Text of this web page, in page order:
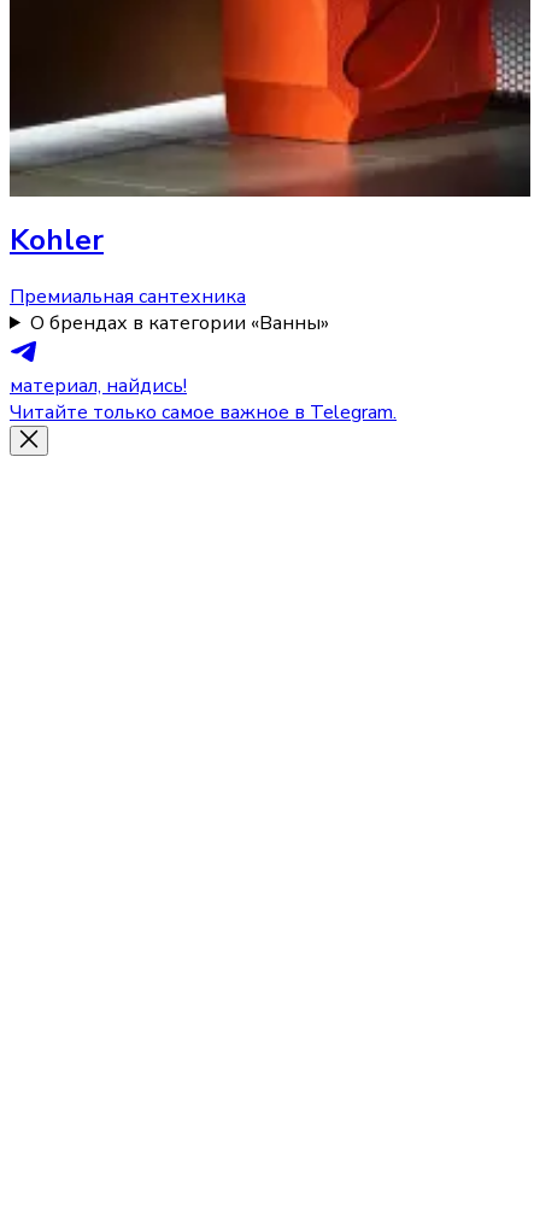
Kohler
Премиальная сантехника
О брендах в категории «Ванны»
материал, найдись!
Читайте только самое важное в Telegram.